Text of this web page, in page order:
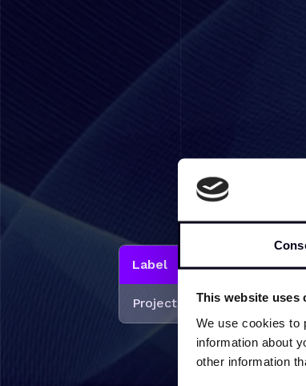
This website uses
We use cookies to
information about
other information
Label
Projecten